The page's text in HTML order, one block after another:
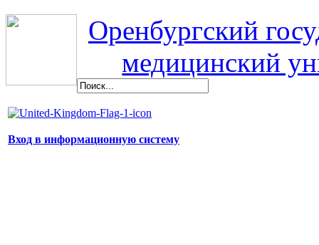
Оренбургский
медицинский
Вход в информационную систему